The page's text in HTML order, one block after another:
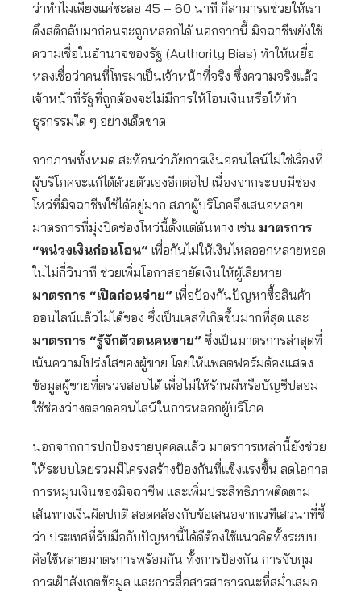
ว่าทำไมเพียงแค่ชะลอ 45 – 60 นาที ก็สามารถช่วยให้เรา
ดึงสติกลับมาก่อนจะถูกหลอกได้ นอกจากนี้ มิจฉาชีพยังใช้
ความเชื่อในอำนาจของรัฐ (Authority Bias) ทำให้เหยื่อ
หลงเชื่อว่าคนที่โทรมาเป็นเจ้าหน้าที่จริง ซึ่งความจริงแล้ว
เจ้าหน้าที่รัฐที่ถูกต้องจะไม่มีการให้โอนเงินหรือให้ทำ
ธุรกรรมใด ๆ อย่างเด็ดขาด
จากภาพทั้งหมด สะท้อนว่าภัยการเงินออนไลน์ไม่ใช่เรื่องที่
ผู้บริโภคจะแก้ได้ด้วยตัวเองอีกต่อไป เนื่องจากระบบมีช่อง
โหว่ที่มิจฉาชีพใช้ได้อยู่มาก สภาผู้บริโภคจึงเสนอหลาย
มาตรการที่มุ่งปิดช่องโหว่นี้ตั้งแต่ต้นทาง เช่น มาตรการ
“หน่วงเงินก่อนโอน” เพื่อกันไม่ให้เงินไหลออกหลายทอด
ในไม่กี่วินาที ช่วยเพิ่มโอกาสอายัดเงินให้ผู้เสียหาย
มาตรการ “เปิดก่อนจ่าย” เพื่อป้องกันปัญหาซื้อสินค้า
ออนไลน์แล้วไม่ได้ของ ซึ่งเป็นเคสที่เกิดขึ้นมากที่สุด และ
มาตรการ “รู้จักตัวตนคนขาย” ซึ่งเป็นมาตรการล่าสุดที่
เน้นความโปร่งใสของผู้ขาย โดยให้แพลตฟอร์มต้องแสดง
ข้อมูลผู้ขายที่ตรวจสอบได้ เพื่อไม่ให้ร้านผีหรือบัญชีปลอม
ใช้ช่องว่างตลาดออนไลน์ในการหลอกผู้บริโภค
นอกจากการปกป้องรายบุคคลแล้ว มาตรการเหล่านี้ยังช่วย
ให้ระบบโดยรวมมีโครงสร้างป้องกันที่แข็งแรงขึ้น ลดโอกาส
การหมุนเงินของมิจฉาชีพ และเพิ่มประสิทธิภาพติดตาม
เส้นทางเงินผิดปกติ สอดคล้องกับข้อเสนอจากเวทีเสวนาที่ชี้
ว่า ประเทศที่รับมือกับปัญหานี้ได้ดีต้องใช้แนวคิดทั้งระบบ
คือใช้หลายมาตรการพร้อมกัน ทั้งการป้องกัน การจับกุม
การเฝ้าสังเกตข้อมูล และการสื่อสารสาธารณะที่สม่ำเสมอ